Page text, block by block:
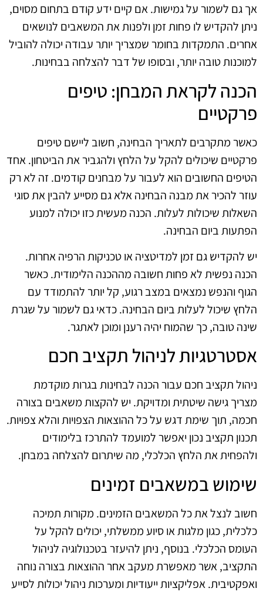
אך גם לשמור על גמישות. אם קיים ידע קודם בתחום מסוים,
ניתן להקדיש לו פחות זמן ולפנות את המשאבים לנושאים
אחרים. התמקדות בחומר שמצריך יותר עבודה יכולה להוביל
למוכנות טובה יותר, ובסופו של דבר להצלחה בבחינות.
הכנה לקראת המבחן: טיפים
פרקטיים
כאשר מתקרבים לתאריך הבחינה, חשוב ליישם טיפים
פרקטיים שיכולים להקל על הלחץ ולהגביר את הביטחון. אחד
הטיפים החשובים הוא לעבור על מבחנים קודמים. זה לא רק
עוזר להכיר את מבנה הבחינה אלא גם מסייע להבין את סוגי
השאלות שיכולות לעלות. הכנה מעשית כזו יכולה למנוע
הפתעות ביום הבחינה.
יש להקדיש גם זמן למדיטציה או טכניקות הרפיה אחרות.
הכנה נפשית לא פחות חשובה מההכנה הלימודית. כאשר
הגוף והנפש נמצאים במצב רגוע, קל יותר להתמודד עם
הלחץ שיכול לעלות ביום הבחינה. כדאי גם לשמור על שגרת
שינה טובה, כך שהמוח יהיה רענן ומוכן לאתגר.
אסטרטגיות לניהול תקציב חכם
ניהול תקציב חכם עבור הכנה לבחינות בגרות מוקדמת
מצריך גישה שיטתית ומדויקת. יש להקצות משאבים בצורה
חכמה, תוך שימת דגש על כל ההוצאות הצפויות והלא צפויות.
תכנון תקציב נכון יאפשר למועמד להתרכז בלימודים
ולהפחית את הלחץ הכלכלי, מה שיתרום להצלחה במבחן.
שימוש במשאבים זמינים
חשוב לנצל את כל המשאבים הזמינים. מקורות תמיכה
כלכלית, כגון מלגות או סיוע ממשלתי, יכולים להקל על
העומס הכלכלי. בנוסף, ניתן להיעזר בטכנולוגיה לניהול
התקציב, אשר מאפשרת מעקב אחר ההוצאות בצורה נוחה
ואפקטיבית. אפליקציות ייעודיות ומערכות ניהול יכולות לסייע